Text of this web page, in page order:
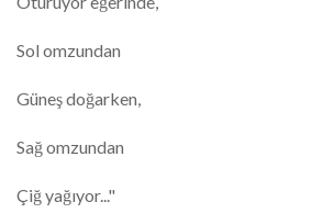
Sol omzundan
Güneş doğarken,
Sağ omzundan
Çiğ yağıyor..."